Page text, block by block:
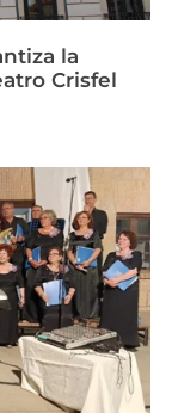
la
Crisfel